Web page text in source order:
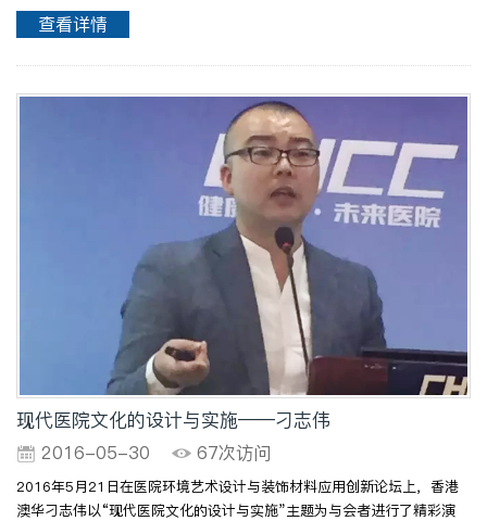
疗工艺设计》为主题的精彩演讲。
查看详情
现代医院文化的设计与实施——刁志伟
2016-05-30 67次访问
2016年5月21日在医院环境艺术设计与装饰材料应用创新论坛上，香港
澳华刁志伟以“现代医院文化的设计与实施”主题为与会者进行了精彩演